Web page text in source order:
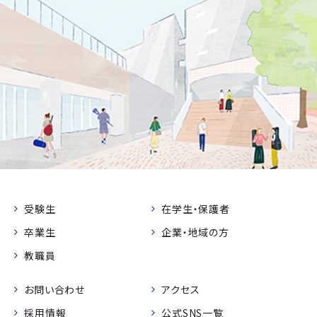
受験生
在学生・保護者
卒業生
企業・地域の方
教職員
お問い合わせ
アクセス
採用情報
公式SNS一覧